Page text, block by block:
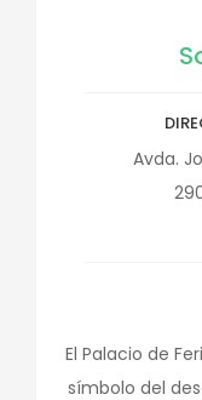
Avda.
El Palacio de
símbolo del